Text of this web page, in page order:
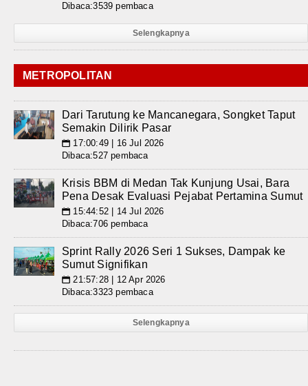
Dibaca:3539 pembaca
Selengkapnya
METROPOLITAN
Dari Tarutung ke Mancanegara, Songket Taput
Semakin Dilirik Pasar
📅 17:00:49 | 16 Jul 2026
Dibaca:527 pembaca
Krisis BBM di Medan Tak Kunjung Usai, Bara
Pena Desak Evaluasi Pejabat Pertamina Sumut
📅 15:44:52 | 14 Jul 2026
Dibaca:706 pembaca
Sprint Rally 2026 Seri 1 Sukses, Dampak ke
Sumut Signifikan
📅 21:57:28 | 12 Apr 2026
Dibaca:3323 pembaca
Selengkapnya